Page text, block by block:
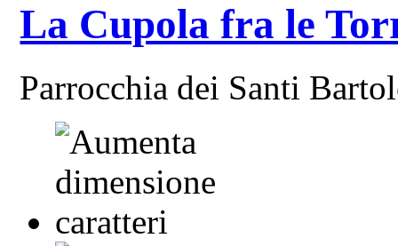
La Cupola fra le
Parrocchia dei Santi